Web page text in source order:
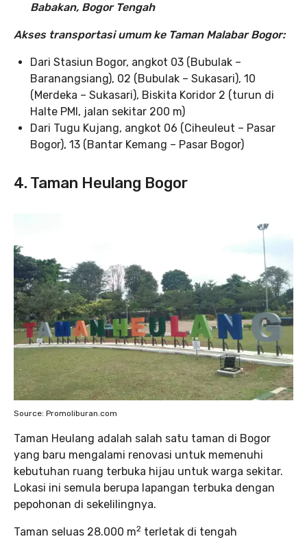
Babakan, Bogor Tengah
Akses transportasi umum ke Taman Malabar Bogor:
Dari Stasiun Bogor, angkot 03 (Bubulak –
Baranangsiang), 02 (Bubulak – Sukasari), 10
(Merdeka – Sukasari), Biskita Koridor 2 (turun di
Halte PMI, jalan sekitar 200 m)
Dari Tugu Kujang, angkot 06 (Ciheuleut – Pasar
Bogor), 13 (Bantar Kemang – Pasar Bogor)
4. Taman Heulang Bogor
Source: Promoliburan.com
Taman Heulang adalah salah satu taman di Bogor
yang baru mengalami renovasi untuk memenuhi
kebutuhan ruang terbuka hijau untuk warga sekitar.
Lokasi ini semula berupa lapangan terbuka dengan
pepohonan di sekelilingnya.
Taman seluas 28.000 m2 terletak di tengah